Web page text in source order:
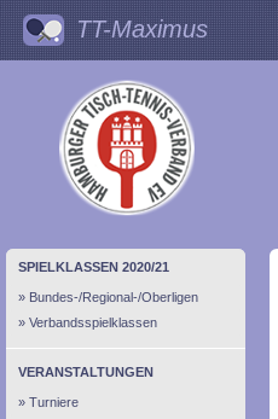
TT-Maximus
SPIELKLASSEN 2020/21
Bundes-/Regional-/Oberligen
Verbandsspielklassen
VERANSTALTUNGEN
Turniere